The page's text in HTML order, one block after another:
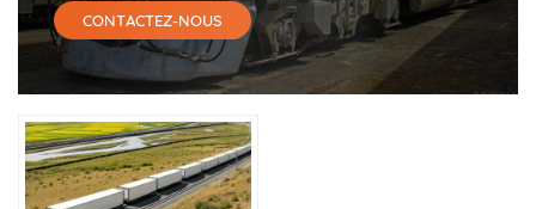
CONTACTEZ-NOUS